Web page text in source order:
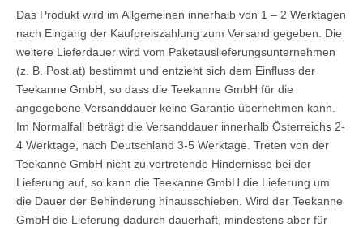
Das Produkt wird im Allgemeinen innerhalb von 1 – 2 Werktagen
nach Eingang der Kaufpreiszahlung zum Versand gegeben. Die
weitere Lieferdauer wird vom Paketauslieferungsunternehmen
(z. B. Post.at) bestimmt und entzieht sich dem Einfluss der
Teekanne GmbH, so dass die Teekanne GmbH für die
angegebene Versanddauer keine Garantie übernehmen kann.
Im Normalfall beträgt die Versanddauer innerhalb Österreichs 2-
4 Werktage, nach Deutschland 3-5 Werktage. Treten von der
Teekanne GmbH nicht zu vertretende Hindernisse bei der
Lieferung auf, so kann die Teekanne GmbH die Lieferung um
die Dauer der Behinderung hinausschieben. Wird der Teekanne
GmbH die Lieferung dadurch dauerhaft, mindestens aber für